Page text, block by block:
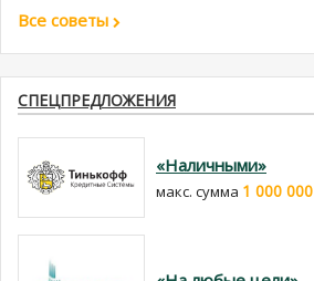
Все советы
СПЕЦПРЕДЛОЖЕНИЯ
«Наличными»
макс. сумма 1 000 000